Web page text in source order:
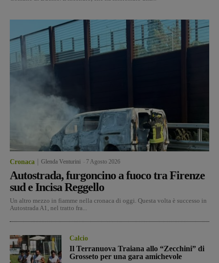
Cronaca Glenda Venturini 7 Agosto 2026
Autostrada, furgoncino a fuoco tra Firenze
sud e Incisa Reggello
Un altro mezzo in fiamme nella cronaca di oggi. Questa volta è successo in
Autostrada A1, nel tratto fra...
Calcio
Il Terranuova Traiana allo “Zecchini” di
Grosseto per una gara amichevole